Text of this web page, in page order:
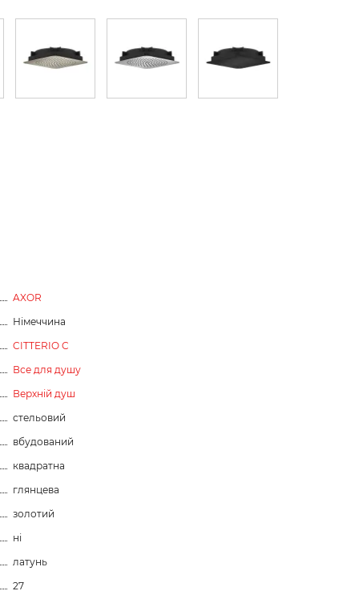
AXOR
Німеччина
CITTERIO C
Все для душу
Верхній душ
стельовий
вбудований
квадратна
глянцева
золотий
ні
латунь
27